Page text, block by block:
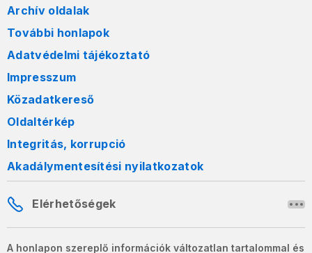
Archív oldalak
További honlapok
Adatvédelmi tájékoztató
Impresszum
Közadatkereső
Oldaltérkép
Integritás, korrupció
Akadálymentesítési nyilatkozatok
Elérhetőségek
A honlapon szereplő információk változatlan tartalommal és